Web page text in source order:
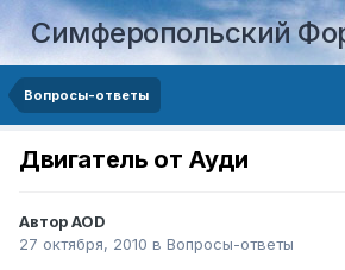
Симферопольский
Вопросы-ответы
Двигатель от Ауди
АвторAOD
27 октября, 2010 в Вопросы-ответы